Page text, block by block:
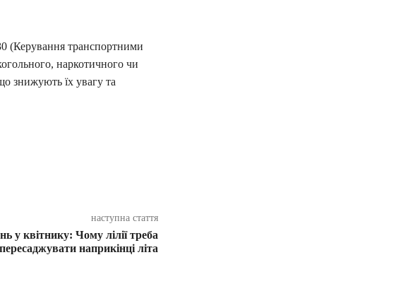
(Керування транспортними
наркотичного чи
знижують їх увагу та
наступна стаття
у квітнику: Чому лілії треба
пересаджувати наприкінці літа